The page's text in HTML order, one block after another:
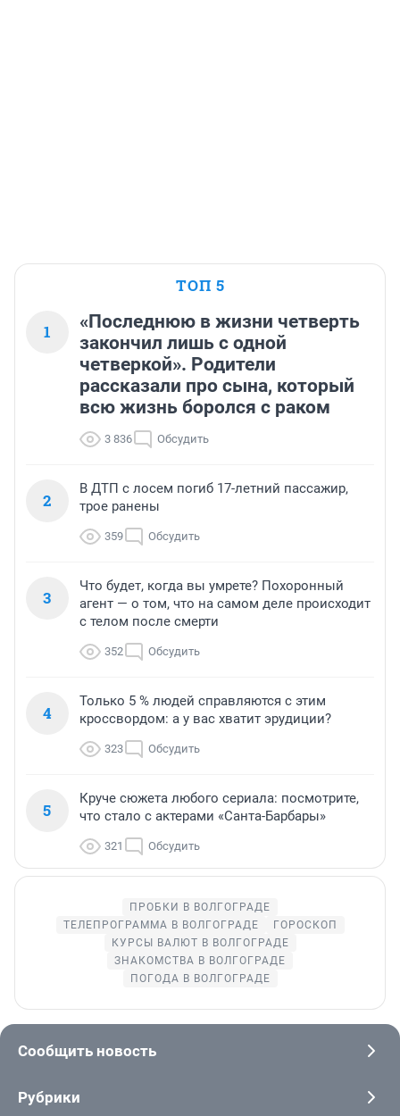
ТОП 5
1
«Последнюю в жизни четверть
закончил лишь с одной
четверкой». Родители
рассказали про сына, который
всю жизнь боролся с раком
3 836 Обсудить
2
В ДТП с лосем погиб 17-летний пассажир,
трое ранены
359 Обсудить
3
Что будет, когда вы умрете? Похоронный
агент — о том, что на самом деле происходит
с телом после смерти
352 Обсудить
4
Только 5 % людей справляются с этим
кроссвордом: а у вас хватит эрудиции?
323 Обсудить
5
Круче сюжета любого сериала: посмотрите,
что стало с актерами «Санта-Барбары»
321 Обсудить
ПРОБКИ В ВОЛГОГРАДЕ
ТЕЛЕПРОГРАММА В ВОЛГОГРАДЕ
ГОРОСКОП
КУРСЫ ВАЛЮТ В ВОЛГОГРАДЕ
ЗНАКОМСТВА В ВОЛГОГРАДЕ
ПОГОДА В ВОЛГОГРАДЕ
Сообщить новость
Рубрики